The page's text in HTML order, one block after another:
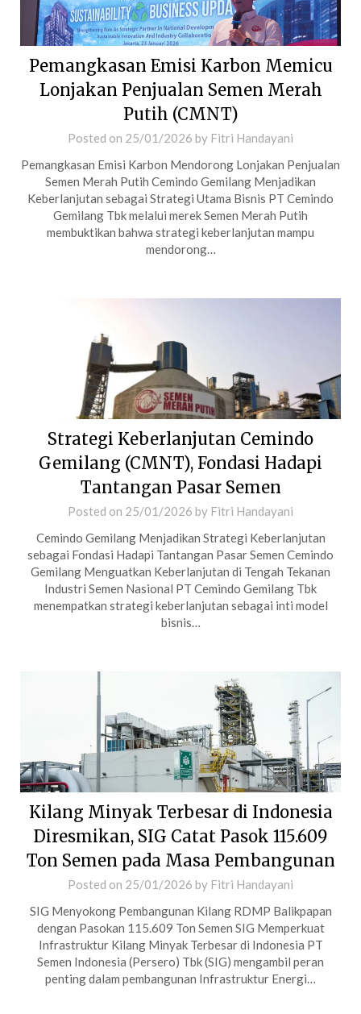
Pemangkasan Emisi Karbon Memicu
Lonjakan Penjualan Semen Merah
Putih (CMNT)
Posted on 25/01/2026 by Fitri Handayani
Pemangkasan Emisi Karbon Mendorong Lonjakan Penjualan
Semen Merah Putih Cemindo Gemilang Menjadikan
Keberlanjutan sebagai Strategi Utama Bisnis PT Cemindo
Gemilang Tbk melalui merek Semen Merah Putih
membuktikan bahwa strategi keberlanjutan mampu
mendorong…
Strategi Keberlanjutan Cemindo
Gemilang (CMNT), Fondasi Hadapi
Tantangan Pasar Semen
Posted on 25/01/2026 by Fitri Handayani
Cemindo Gemilang Menjadikan Strategi Keberlanjutan
sebagai Fondasi Hadapi Tantangan Pasar Semen Cemindo
Gemilang Menguatkan Keberlanjutan di Tengah Tekanan
Industri Semen Nasional PT Cemindo Gemilang Tbk
menempatkan strategi keberlanjutan sebagai inti model
bisnis…
Kilang Minyak Terbesar di Indonesia
Diresmikan, SIG Catat Pasok 115.609
Ton Semen pada Masa Pembangunan
Posted on 25/01/2026 by Fitri Handayani
SIG Menyokong Pembangunan Kilang RDMP Balikpapan
dengan Pasokan 115.609 Ton Semen SIG Memperkuat
Infrastruktur Kilang Minyak Terbesar di Indonesia PT
Semen Indonesia (Persero) Tbk (SIG) mengambil peran
penting dalam pembangunan Infrastruktur Energi…